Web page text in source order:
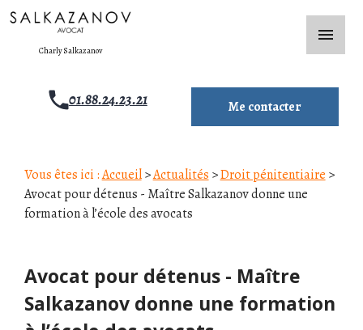
Charly Salkazanov
menu
01.88.24.23.21 Me contacter
Vous êtes ici :Accueil>Actualités >Droit pénitentiaire >
Avocat pour détenus - Maître Salkazanov donne une
formation à l’école des avocats
Avocat pour détenus - Maître
Salkazanov donne une formation
Panneau de gestion des cookies